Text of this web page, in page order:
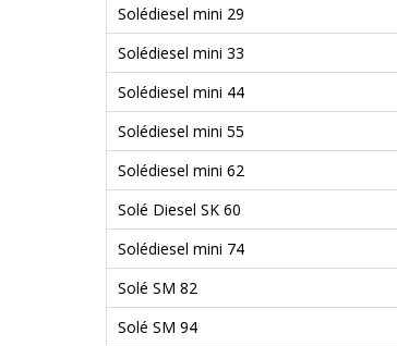
Solédiesel mini 29
Solédiesel mini 33
Solédiesel mini 44
Solédiesel mini 55
Solédiesel mini 62
Solé Diesel SK 60
Solédiesel mini 74
Solé SM 82
Solé SM 94